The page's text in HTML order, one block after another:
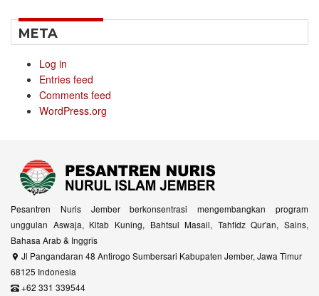
META
Log in
Entries feed
Comments feed
WordPress.org
Pesantren Nuris Jember berkonsentrasi mengembangkan program
unggulan Aswaja, Kitab Kuning, Bahtsul Masail, Tahfidz Qur'an, Sains,
Bahasa Arab & Inggris
Jl Pangandaran 48 Antirogo Sumbersari Kabupaten Jember, Jawa Timur
68125 Indonesia
+62 331 339544